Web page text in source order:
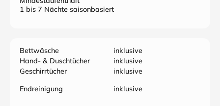
1 bis 7 Nächte saisonbasiert
Bettwäsche
inklusive
Hand- & Duschtücher
inklusive
Geschirrtücher
inklusive
Endreinigung
inklusive